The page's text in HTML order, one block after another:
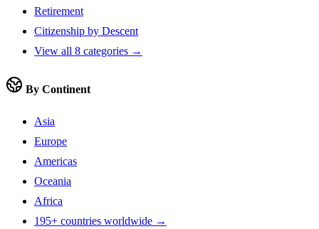
Retirement
Citizenship by Descent
View all 8 categories →
By Continent
Asia
Europe
Americas
Oceania
Africa
195+ countries worldwide →